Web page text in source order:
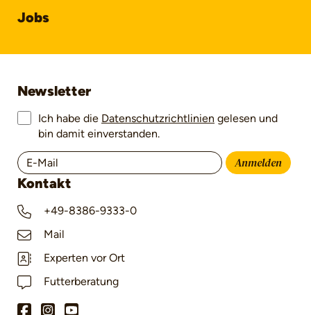
Jobs
Newsletter
Ich habe die Datenschutzrichtlinien gelesen und
bin damit einverstanden.
Anmelden
Kontakt
+49-8386-9333-0
Mail
Experten vor Ort
Futterberatung